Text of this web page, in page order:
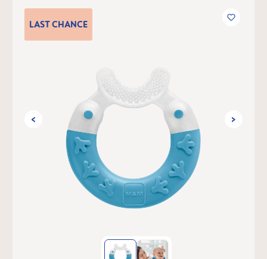
LASTCHANCE